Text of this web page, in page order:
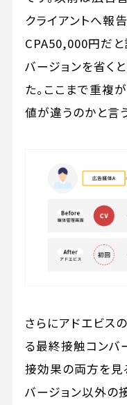
クライアントへ報
CPA50,000円だと
バージョンを省く
た。ここまで重複
値が違うのかと言
さらにアドエビス
る最終接触コンバ
接効果の両方を見
バージョン以外の